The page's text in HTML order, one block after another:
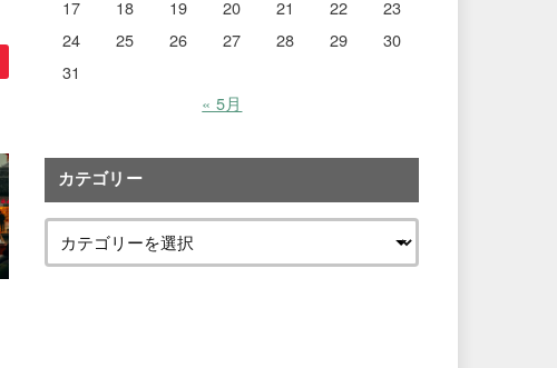
17
18 19 20 21 22
23
24
25 26 27 28 29
30
31
« 5月
カテゴリー